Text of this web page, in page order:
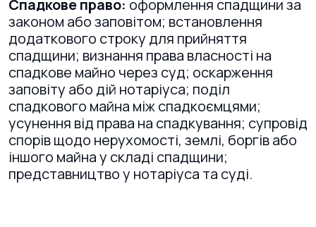
Спадкове право: оформлення спадщини за
законом або заповітом; встановлення
додаткового строку для прийняття
спадщини; визнання права власності на
спадкове майно через суд; оскарження
заповіту або дій нотаріуса; поділ
спадкового майна між спадкоємцями;
усунення від права на спадкування; супровід
спорів щодо нерухомості, землі, боргів або
іншого майна у складі спадщини;
представництво у нотаріуса та суді.